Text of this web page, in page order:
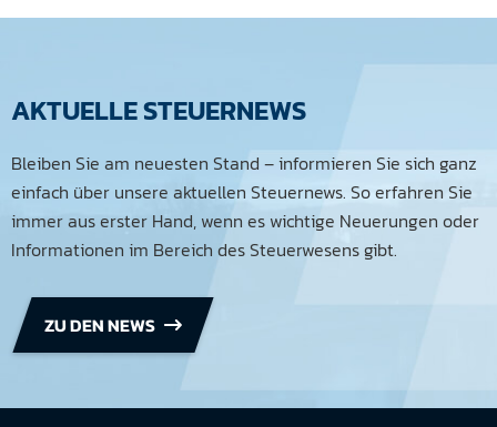
AKTUELLE STEUERNEWS
Bleiben Sie am neuesten Stand – informieren Sie sich ganz
einfach über unsere aktuellen Steuernews. So erfahren Sie
immer aus erster Hand, wenn es wichtige Neuerungen oder
Informationen im Bereich des Steuerwesens gibt.
ZU DEN NEWS 